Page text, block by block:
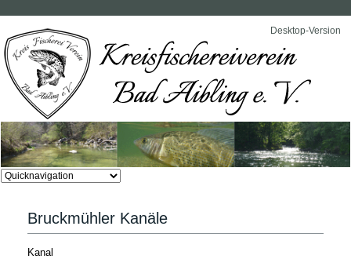
Desktop-Version
Zielseite
Bruckmühler Kanäle
Kanal